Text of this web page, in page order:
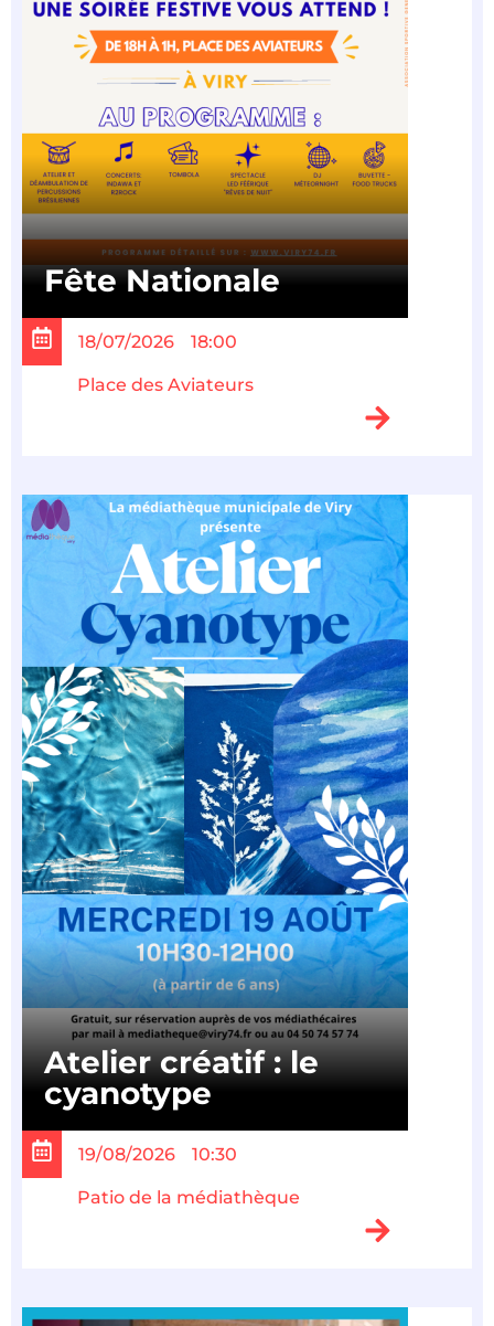
Fête Nationale
18/07/2026 18:00
Place des Aviateurs
Atelier créatif : le
cyanotype
19/08/2026 10:30
Patio de la médiathèque